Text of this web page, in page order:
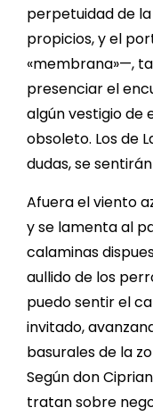
perpetuidad de
propicios, y el
«membrana»—,
presenciar el
algún vestigio de
obsoleto. Los de
dudas, se
Afuera el viento
y se lamenta al
calaminas
aullido de los
puedo sentir el
invitado,
basurales de la
Según don
tratan sobre